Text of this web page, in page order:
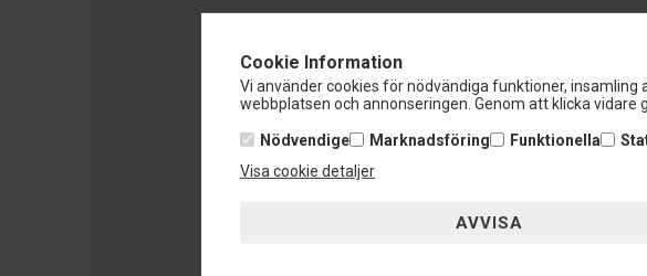
Cookie Information
Vi använder cookies för nödvändiga funktioner,
webbplatsen och annonseringen. Genom att klicka vidare
Nödvendige Marknadsföring Funktionella
Visa cookie detaljer